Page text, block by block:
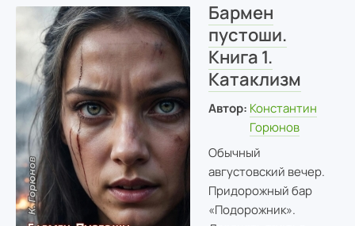
Бармен
пустоши.
Книга 1.
Катаклизм
Автор: Константин
Горюнов
Обычный
августовский вечер.
Придорожный бар
«Подорожник».